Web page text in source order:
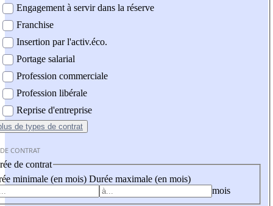
Engagement à servir dans la réserve
Franchise
Insertion par l'activ.éco.
Portage salarial
Profession commerciale
Profession libérale
Reprise d'entreprise
de types de contrat
CONTRAT
de contrat
minimale (en mois) Durée maximale (en mois)
mois